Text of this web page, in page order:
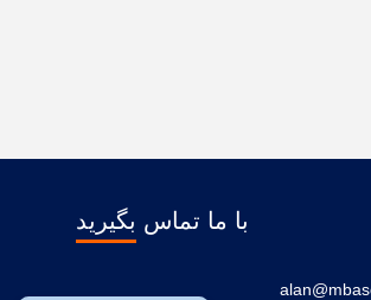
با ما تماس بگیرید